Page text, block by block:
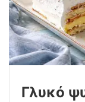
Γλυκό